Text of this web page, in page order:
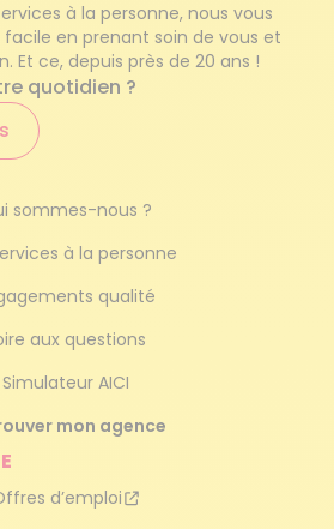
à la personne, nous vous
facile en prenant soin de vous et
Et ce, depuis près de 20 ans !
quotidien ?
sommes-nous ?
à la personne
qualité
aux questions
Simulateur AICI
mon agence
d’emploi